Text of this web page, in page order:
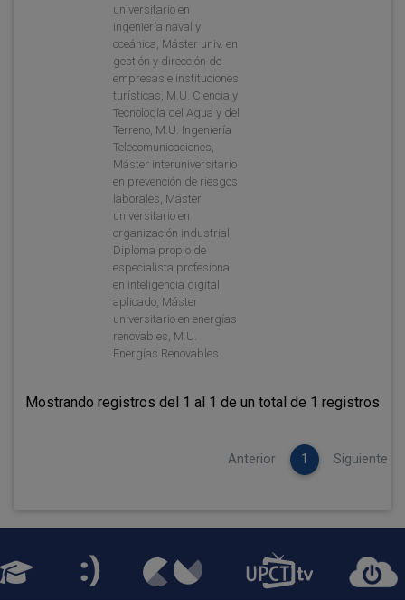
universitario en
ingeniería naval y
oceánica, Máster univ. en
gestión y dirección de
empresas e instituciones
turísticas, M.U. Ciencia y
Tecnología del Agua y del
Terreno, M.U. Ingeniería
Telecomunicaciones,
Máster interuniversitario
en prevención de riesgos
laborales, Máster
universitario en
organización industrial,
Diploma propio de
especialista profesional
en inteligencia digital
aplicado, Máster
universitario en energías
renovables, M.U.
Energías Renovables
Mostrando registros del 1 al 1 de un total de 1 registros
Anterior 1 Siguiente